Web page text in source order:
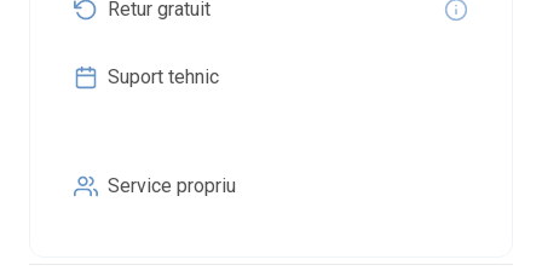
Retur gratuit
Suport tehnic
Service propriu